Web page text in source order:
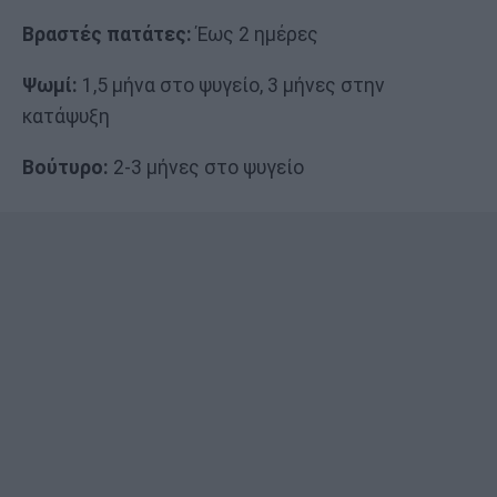
Βραστές πατάτες: Έως 2 ημέρες
Ψωμί: 1,5 μήνα στο ψυγείο, 3 μήνες στην
κατάψυξη
Βούτυρο: 2-3 μήνες στο ψυγείο